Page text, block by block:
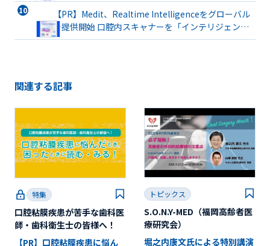
【PR】Medit、Realtime Intelligenceをグローバル
で提供開始 口腔内スキャナーを「インテリジェント
な臨床パートナー」へと進化
関連する記事
特集
口腔粘膜疾患が苦手な歯科医
師・歯科衛生士の皆様へ！
【PR】口腔粘膜疾患に悩ん
トピックス
S.O.N.Y-MED（福岡高齢者医
療研究会）
堀之内康文氏による特別講演